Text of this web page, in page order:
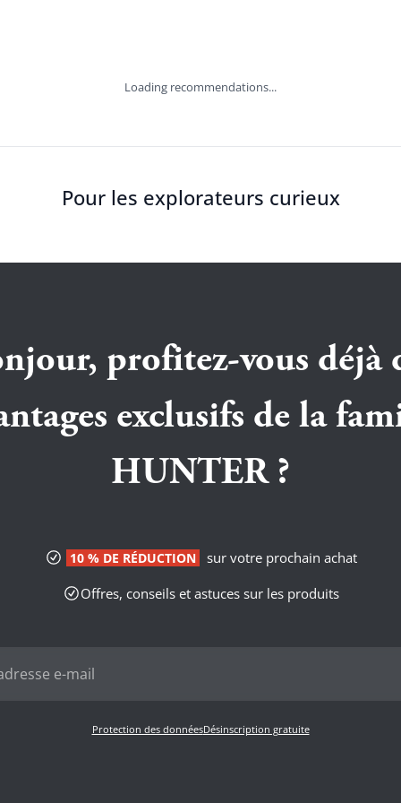
Loading recommendations...
Pour les explorateurs curieux
profitez-vous déjà
exclusifs de la
HUNTER ?
10 % DE RÉDUCTION
sur votre prochain achat
Offres, conseils et astuces sur les produits
Protection des donnéesDésinscription gratuite